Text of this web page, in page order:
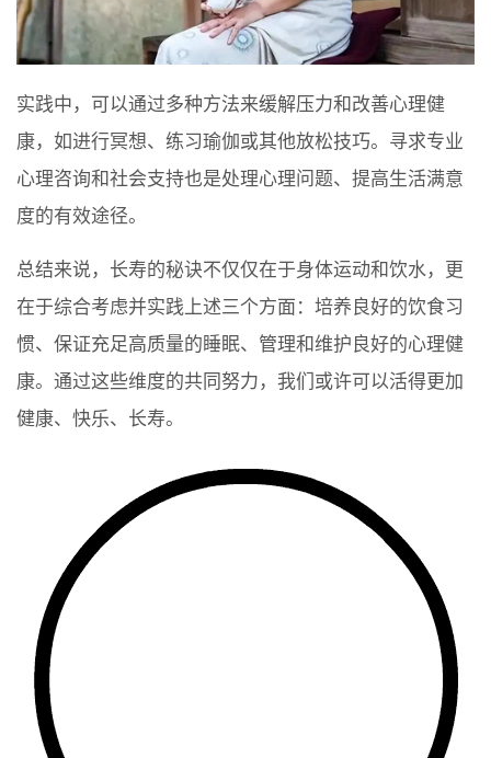
实践中，可以通过多种方法来缓解压力和改善心理健
康，如进行冥想、练习瑜伽或其他放松技巧。寻求专业
心理咨询和社会支持也是处理心理问题、提高生活满意
度的有效途径。
总结来说，长寿的秘诀不仅仅在于身体运动和饮水，更
在于综合考虑并实践上述三个方面：培养良好的饮食习
惯、保证充足高质量的睡眠、管理和维护良好的心理健
康。通过这些维度的共同努力，我们或许可以活得更加
健康、快乐、长寿。